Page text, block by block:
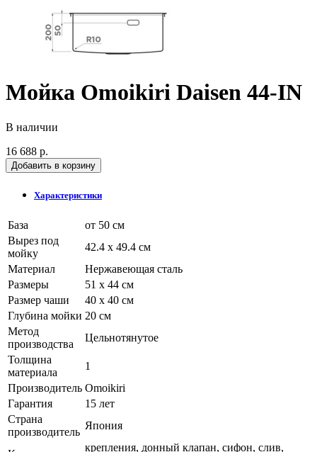
Мойка Omoikiri Daisen 44-IN
В наличии
16 688 р.
Добавить в корзину
Характеристики
База
от 50 см
Вырез под
мойку
42.4 x 49.4 см
Материал
Нержавеющая сталь
Размеры
51 x 44 см
Размер чаши
40 x 40 см
Глубина мойки 20 см
Метод
производства
Цельнотянутое
Толщина
материала
1
Производитель Omoikiri
Гарантия
15 лет
Страна
производитель
Япония
крепления, донный клапан, сифон, слив,